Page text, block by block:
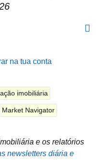
na tua conta
imobiliária
Market Navigator
e os relatórios
newsletters diária e